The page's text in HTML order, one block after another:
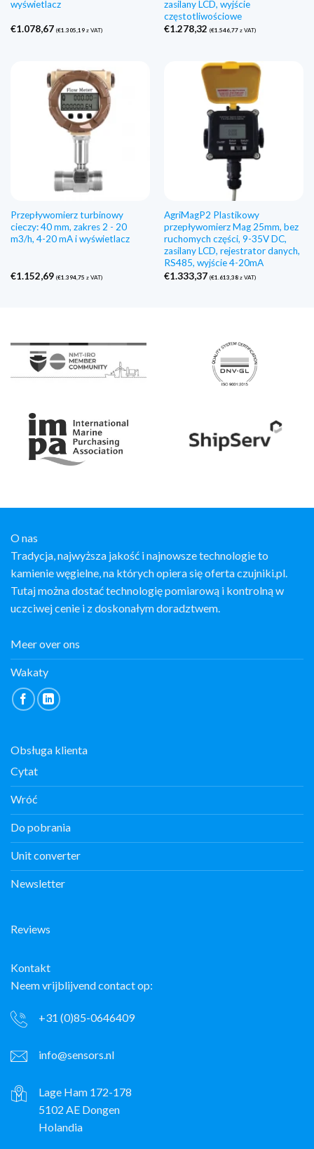
wyświetlacz
€1.078,67 (€1.305,19z VAT)
zasilany LCD, wyjście
częstotliwościowe
€1.278,32 (€1.546,77z VAT)
Przepływomierz turbinowy
cieczy: 40 mm, zakres 2 - 20
m3/h, 4-20 mA i wyświetlacz
€1.152,69 (€1.394,75 z VAT)
AgriMagP2 Plastikowy
przepływomierz Mag 25mm, bez
ruchomych części, 9-35V DC,
zasilany LCD, rejestrator danych,
RS485, wyjście 4-20mA
€1.333,37 (€1.613,38z VAT)
O nas
Tradycja, najwyższa jakość i najnowsze technologie to
kamienie węgielne, na których opiera się oferta czujniki.pl.
Tutaj można dostać technologię pomiarową i kontrolną w
uczciwej cenie i z doskonałym doradztwem.
Meer over ons
Wakaty
Obsługa klienta
Cytat
Wróć
Do pobrania
Unit converter
Newsletter
Reviews
Kontakt
Neem vrijblijvend contact op:
+31 (0)85-0646409
info@sensors.nl
Lage Ham 172-178
5102 AE Dongen
Holandia